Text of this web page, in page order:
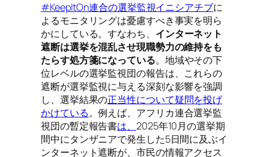
#KeepItOn連合の選挙監視イニシアチブに
よるモニタリングは憂慮すべき事実を明ら
かにしている。すなわち、 インターネット
遮断は選挙を混乱させ現職勢力の維持をも
たらす処方箋になっている。地域やその下
位レベルの選挙監視団の報告は、これらの
遮断が選挙監視に与える深刻な影響を強調
し、選挙結果の正当性について疑問を投げ
かけている。例えば、アフリカ連合選挙監
視団の暫定報告書は、2025年10月の選挙期
間中にタンザニアで発生した5日間に及ぶイ
ンターネット遮断が、市民の情報アクセス